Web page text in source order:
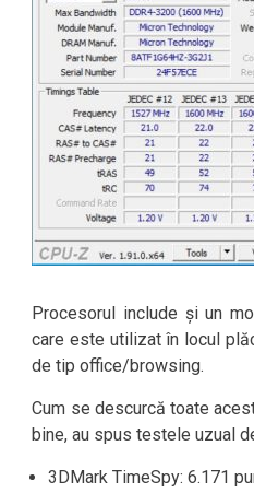
Procesorul include și un
care este utilizat în locul
de tip office/browsing.
Cum se descurcă toate
bine, au spus testele uzual
3DMark TimeSpy: 6.171